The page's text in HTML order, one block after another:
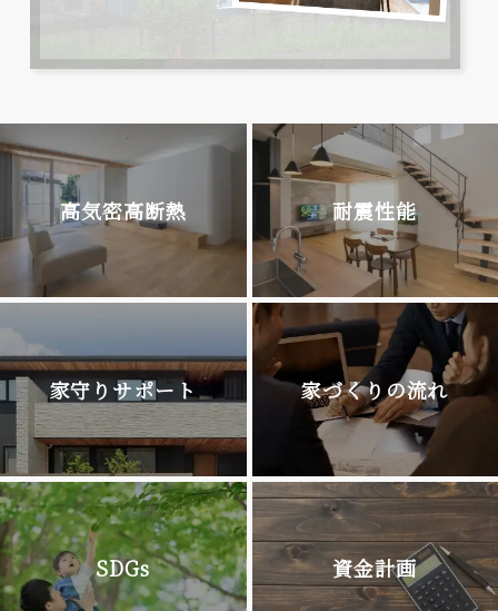
高気密高断熱 耐震性能
家守りサポート 家づくりの流れ
SDGs 資金計画